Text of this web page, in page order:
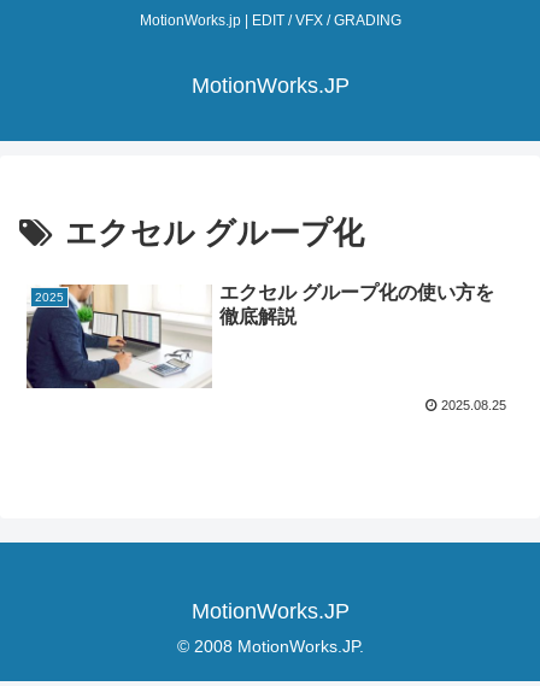
MotionWorks.jp | EDIT / VFX / GRADING
MotionWorks.JP
エクセル グループ化
2025
エクセル グループ化の使い方を
徹底解説
2025.08.25
MotionWorks.JP
© 2008 MotionWorks.JP.